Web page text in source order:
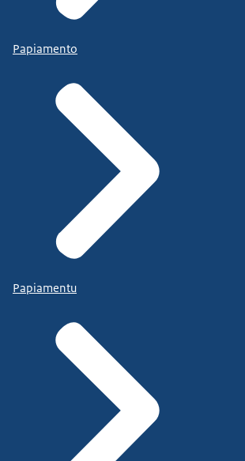
Papiamento
Papiamentu